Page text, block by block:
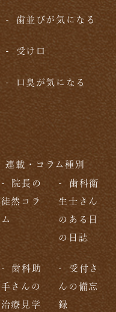
歯並びが気になる
受け口
口臭が気になる
連載・コラム種別
院長の
徒然コラ
ム
歯科衛
生士さん
のある日
の日誌
歯科助
手さんの
治療見学
受付さ
んの備忘
録